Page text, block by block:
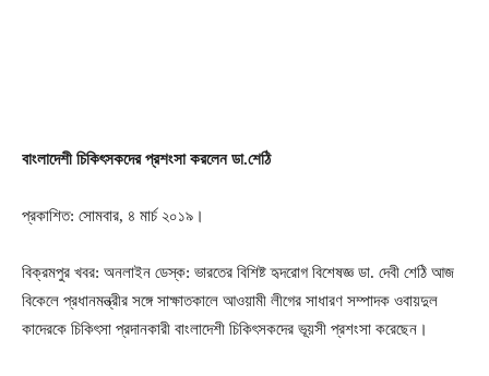
বাংলাদেশী চিকিৎসকদের প্রশংসা করলেন ডা.শেঠি
প্রকাশিত: সোমবার, ৪ মার্চ ২০১৯।
বিক্রমপুর খবর: অনলাইন ডেস্ক: ভারতের বিশিষ্ট হৃদরোগ বিশেষজ্ঞ ডা. দেবী শেঠি আজ
বিকেলে প্রধানমন্ত্রীর সঙ্গে সাক্ষাতকালে আওয়ামী লীগের সাধারণ সম্পাদক ওবায়দুল
কাদেরকে চিকিৎসা প্রদানকারী বাংলাদেশী চিকিৎসকদের ভূয়সী প্রশংসা করেছেন।